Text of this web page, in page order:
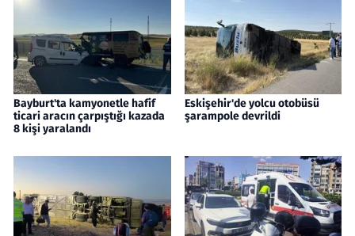
Bayburt'ta kamyonetle hafif
ticari aracın çarpıştığı kazada
8 kişi yaralandı
Eskişehir'de yolcu otobüsü
şarampole devrildi